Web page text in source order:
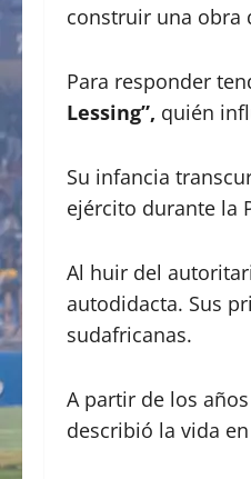
construir una obra
Para responder
Lessing”, quién
Su infancia
ejército durante la
Al huir del
autodidacta. Sus
sudafricanas.
A partir de los
describió la vida